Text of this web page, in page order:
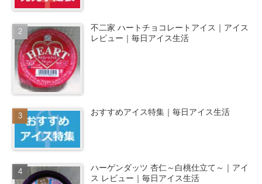
不二家 ハートチョコレートアイス｜アイス
レビュー｜毎日アイス生活
おすすめアイス特集｜毎日アイス生活
ハーゲンダッツ 杏仁～白桃仕立て～｜アイ
ス レビュー｜毎日アイス生活